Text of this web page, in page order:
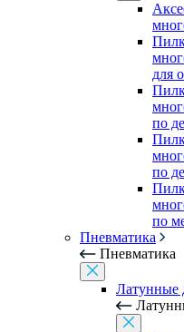
для
по
по
по
Пневматика
Пневматика
Латунные